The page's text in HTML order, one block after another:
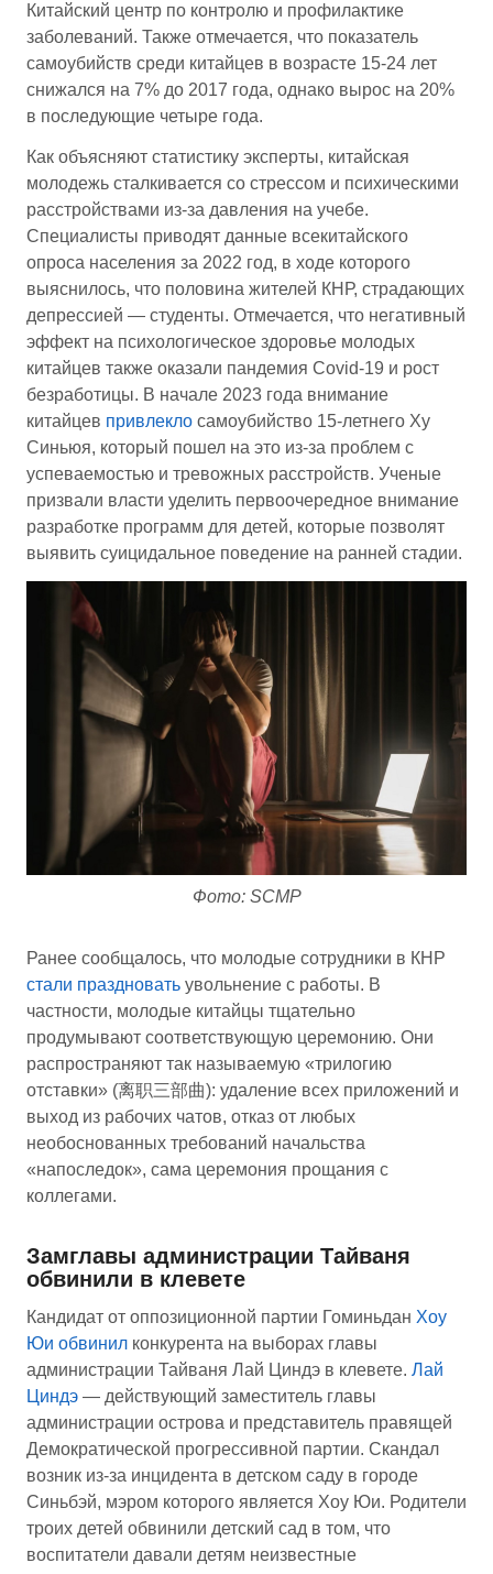
Китайский центр по контролю и профилактике
заболеваний. Также отмечается, что показатель
самоубийств среди китайцев в возрасте 15-24 лет
снижался на 7% до 2017 года, однако вырос на 20%
в последующие четыре года.
Как объясняют статистику эксперты, китайская
молодежь сталкивается со стрессом и психическими
расстройствами из-за давления на учебе.
Специалисты приводят данные всекитайского
опроса населения за 2022 год, в ходе которого
выяснилось, что половина жителей КНР, страдающих
депрессией — студенты. Отмечается, что негативный
эффект на психологическое здоровье молодых
китайцев также оказали пандемия Covid-19 и рост
безработицы. В начале 2023 года внимание
китайцев привлекло самоубийство 15-летнего Ху
Синьюя, который пошел на это из-за проблем с
успеваемостью и тревожных расстройств. Ученые
призвали власти уделить первоочередное внимание
разработке программ для детей, которые позволят
выявить суицидальное поведение на ранней стадии.
Фото: SCMP
Ранее сообщалось, что молодые сотрудники в КНР
стали праздновать увольнение с работы. В
частности, молодые китайцы тщательно
продумывают соответствующую церемонию. Они
распространяют так называемую «трилогию
отставки» (离职三部曲): удаление всех приложений и
выход из рабочих чатов, отказ от любых
необоснованных требований начальства
«напоследок», сама церемония прощания с
коллегами.
Замглавы администрации Тайваня
обвинили в клевете
Кандидат от оппозиционной партии Гоминьдан Хоу
Юи обвинил конкурента на выборах главы
администрации Тайваня Лай Циндэ в клевете. Лай
Циндэ — действующий заместитель главы
администрации острова и представитель правящей
Демократической прогрессивной партии. Скандал
возник из-за инцидента в детском саду в городе
Синьбэй, мэром которого является Хоу Юи. Родители
троих детей обвинили детский сад в том, что
воспитатели давали детям неизвестные